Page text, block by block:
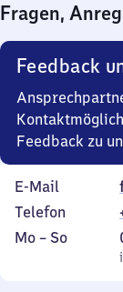
Fragen,
Feedback
Feedback zu
E-Mail
Telefon
Montag
Mo – So,
inkl.